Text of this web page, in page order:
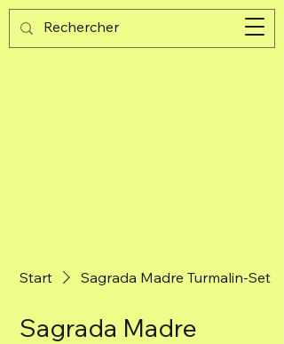
Guijad
Start Sagrada Madre Turmalin-Set
Sagrada Madre